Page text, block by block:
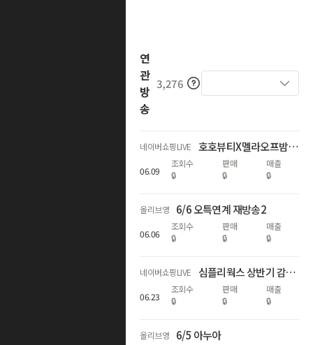
연
관
방
송
3,276
네이버쇼핑LIVE 호호뷰티X멜라오프밤 50% 단독 LIVE
06.09
조회수
🔒
판매
🔒
매출
🔒
올리브영 6/6 오특연계 재방송2
06.06
조회수
🔒
판매
🔒
매출
🔒
네이버쇼핑LIVE 심플리웍스 상반기 감사제 빅세일⭐️ 베스트템 반값 특가+굿유자밤 론칭🍋
06.23
조회수
🔒
판매
🔒
매출
🔒
올리브영 6/5 아누아